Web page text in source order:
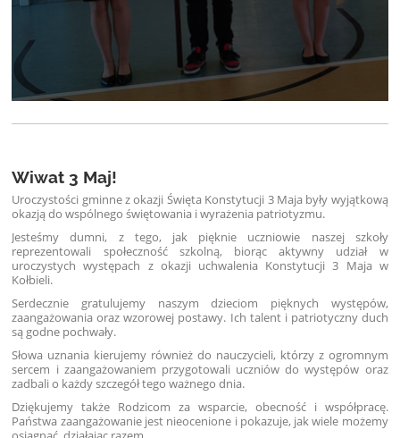
Wiwat 3 Maj!
Uroczystości gminne z okazji Święta Konstytucji 3 Maja były wyjątkową
okazją do wspólnego świętowania i wyrażenia patriotyzmu.
Jesteśmy dumni, z tego, jak pięknie uczniowie naszej szkoły
reprezentowali społeczność szkolną, biorąc aktywny udział w
uroczystych występach z okazji uchwalenia Konstytucji 3 Maja w
Kołbieli.
Serdecznie gratulujemy naszym dzieciom pięknych występów,
zaangażowania oraz wzorowej postawy. Ich talent i patriotyczny duch
są godne pochwały.
Słowa uznania kierujemy również do nauczycieli, którzy z ogromnym
sercem i zaangażowaniem przygotowali uczniów do występów oraz
zadbali o każdy szczegół tego ważnego dnia.
Dziękujemy także Rodzicom za wsparcie, obecność i współpracę.
Państwa zaangażowanie jest nieocenione i pokazuje, jak wiele możemy